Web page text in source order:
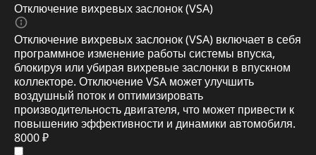
Отключение вихревых заслонок (VSA)
Отключение вихревых заслонок (VSA) включает в себя
программное изменение работы системы впуска,
блокируя или убирая вихревые заслонки в впускном
коллекторе. Отключение VSA может улучшить
воздушный поток и оптимизировать
производительность двигателя, что может привести к
повышению эффективности и динамики автомобиля.
8000 ₽